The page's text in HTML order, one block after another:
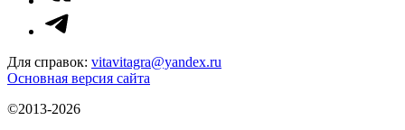
Для справок: vitavitagra@yandex.ru
Основная версия сайта
©2013-2026